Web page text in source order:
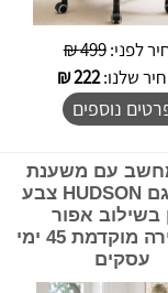
לפני:499 ₪
שלנו:222
₪
נוספים
עם משענת
ראש דגם HUDSON צבע
בשילוב אפור
***במכירה מוקדמת 45 ימי
עסקים